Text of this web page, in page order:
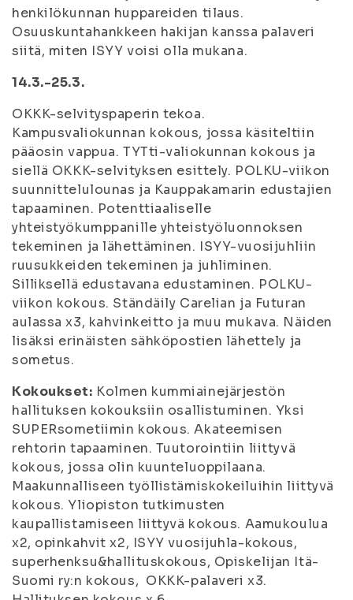
henkilökunnan huppareiden tilaus.
Osuuskuntahankkeen hakijan kanssa palaveri
siitä, miten ISYY voisi olla mukana.
14.3.-25.3.
OKKK-selvityspaperin tekoa.
Kampusvaliokunnan kokous, jossa käsiteltiin
pääosin vappua. TYTti-valiokunnan kokous ja
siellä OKKK-selvityksen esittely. POLKU-viikon
suunnittelulounas ja Kauppakamarin edustajien
tapaaminen. Potenttiaaliselle
yhteistyökumppanille yhteistyöluonnoksen
tekeminen ja lähettäminen. ISYY-vuosijuhliin
ruusukkeiden tekeminen ja juhliminen.
Silliksellä edustavana edustaminen. POLKU-
viikon kokous. Ständäily Carelian ja Futuran
aulassa x3, kahvinkeitto ja muu mukava. Näiden
lisäksi erinäisten sähköpostien lähettely ja
sometus.
Kokoukset: Kolmen kummiainejärjestön
hallituksen kokouksiin osallistuminen. Yksi
SUPERsometiimin kokous. Akateemisen
rehtorin tapaaminen. Tuutorointiin liittyvä
kokous, jossa olin kuunteluoppilaana.
Maakunnalliseen työllistämiskokeiluihin liittyvä
kokous. Yliopiston tutkimusten
kaupallistamiseen liittyvä kokous. Aamukoulua
x2, opinkahvit x2, ISYY vuosijuhla-kokous,
superhenksu&hallituskokous, Opiskelijan Itä-
Suomi ry:n kokous, OKKK-palaveri x3.